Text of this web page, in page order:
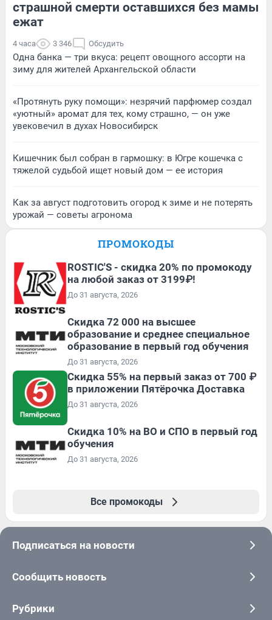
страшной смерти оставшихся без мамы
ежат
4 часа 3 346 Обсудить
Одна банка — три вкуса: рецепт овощного ассорти на
зиму для жителей Архангельской области
«Протянуть руку помощи»: незрячий парфюмер создал
«уютный» аромат для тех, кому страшно, — он уже
увековечил в духах Новосибирск
Кишечник был собран в гармошку: в Югре кошечка с
тяжелой судьбой ищет новый дом — ее история
Как за август подготовить огород к зиме и не потерять
урожай — советы агронома
ПРОМОКОДЫ
ROSTIC'S - скидка 20% по промокоду
на любой заказ от 3199₽!
До 31 августа, 2026
Скидка 72 000 на высшее
образование и среднее специальное
образование в первый год обучения
До 31 августа, 2026
Скидка 55% на первый заказ от 700 ₽
в приложении Пятёрочка Доставка
До 31 августа, 2026
Скидка 10% на ВО и СПО в первый год
обучения
До 31 августа, 2026
Все промокоды
Подписаться на новости
Сообщить новость
Рубрики